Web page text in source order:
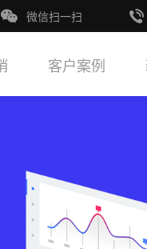
微信扫一扫
客户案例